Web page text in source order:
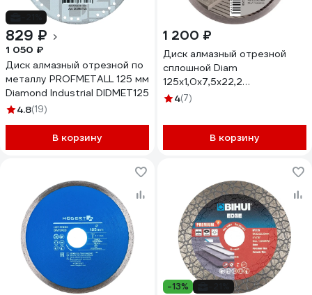
829 ₽
1 050 ₽
Диск алмазный отрезной по
металлу PROFMETALL 125 мм
Diamond Industrial DIDMET125
4.8(19)
В корзину
1 200 ₽
Диск алмазный отрезной
сплошной Diam
125x1,0x7,5x22,2
КерамикаТонкий "Slim" серия
Керамическая плитка)
4(7)
В корзину
-13%